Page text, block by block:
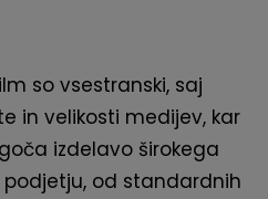
so vsestranski, saj
in velikosti medijev, kar
izdelavo širokega
od standardnih